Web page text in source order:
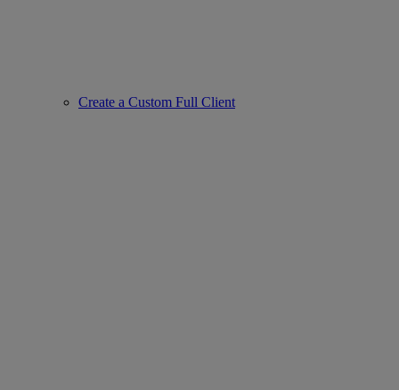
Create a Custom Full Client